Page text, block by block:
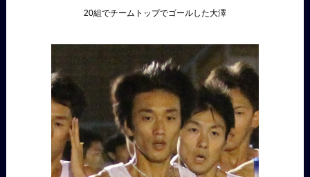
20組でチームトップでゴールした大澤